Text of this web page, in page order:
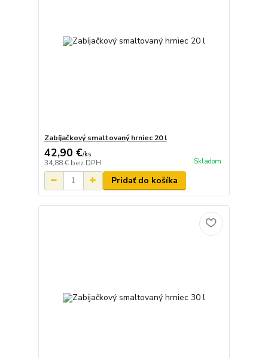
Zabíjačkový smaltovaný hrniec 20 l
42,90 €/ks
34,88 € bez DPH Skladom
Pridať do košíka